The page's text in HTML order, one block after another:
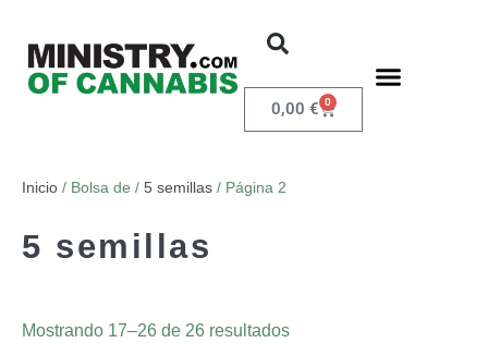
0,00 € 0
Inicio / Bolsa de / 5 semillas / Página 2
5 semillas
Mostrando 17–26 de 26 resultados